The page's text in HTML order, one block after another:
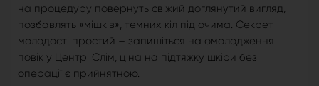
на процедуру повернуть свіжий доглянутий вигляд,
позбавлять «мішків», темних кіл під очима. Секрет
молодості простий – запишіться на омолодження
повік у Центрі Слім, ціна на підтяжку шкіри без
операції є прийнятною.